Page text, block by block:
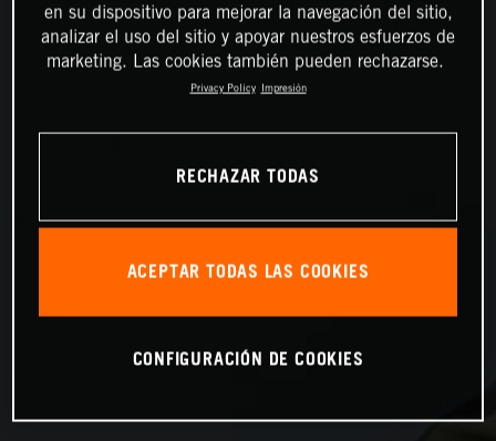
en su dispositivo para mejorar la navegación del sitio,
analizar el uso del sitio y apoyar nuestros esfuerzos de
marketing. Las cookies también pueden rechazarse.
Privacy Policy Impresión
RECHAZAR TODAS
ACEPTAR TODAS LAS COOKIES
CONFIGURACIÓN DE COOKIES